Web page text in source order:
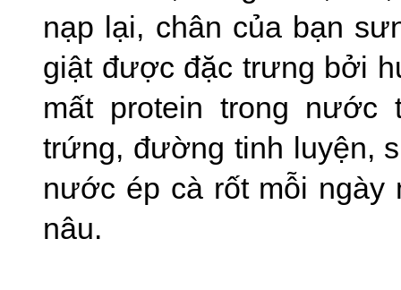
nạp lại, chân của bạn
giật được đặc trưng bởi
mất protein trong nước
trứng, đường tinh luyện,
nước ép cà rốt mỗi
nâu.